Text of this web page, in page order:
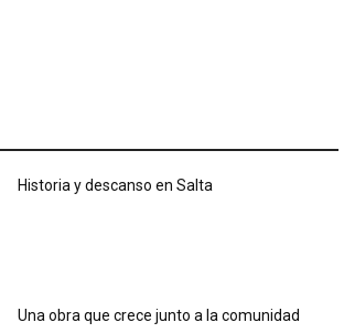
Historia y descanso en Salta
Una obra que crece junto a la comunidad